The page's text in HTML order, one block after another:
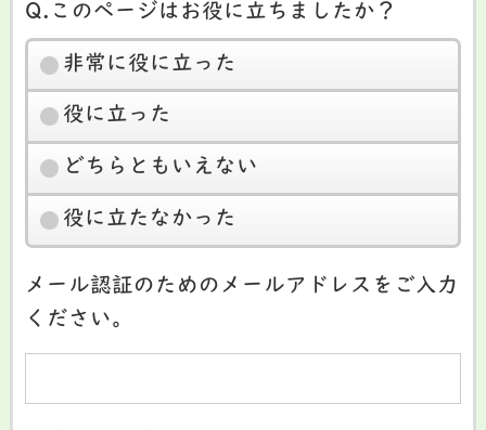
Q.このページはお役に立ちましたか？
非常に役に立った
役に立った
どちらともいえない
役に立たなかった
メール認証のためのメールアドレスをご入力
ください。